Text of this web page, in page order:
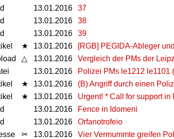
13.01.2016
37
13.01.2016
38
13.01.2016
39
★ 13.01.2016
[RGB] PEGIDA-Ableger
△ 13.01.2016
Vergleich der PMs der
13.01.2016
Polizei PMs le1212 le1101
★ 13.01.2016
(B) Angriff durch einen
★ 13.01.2016
Urgent! * Call for support in
13.01.2016
Fence in Idomeni
13.01.2016
Orfanotrofeio
✂ 13.01.2016
Vier Vermummte greifen